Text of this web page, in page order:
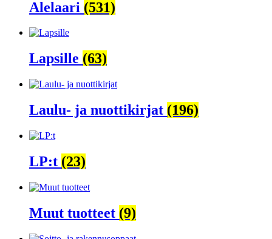
Alelaari (531)
Lapsille (63)
Laulu- ja nuottikirjat (196)
LP:t (23)
Muut tuotteet (9)